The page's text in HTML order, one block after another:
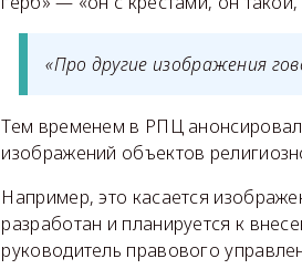
«Про другие изображения
Тем временем в РПЦ
изображений объектов
Например, это касается
разработан и планируется к
руководитель правового